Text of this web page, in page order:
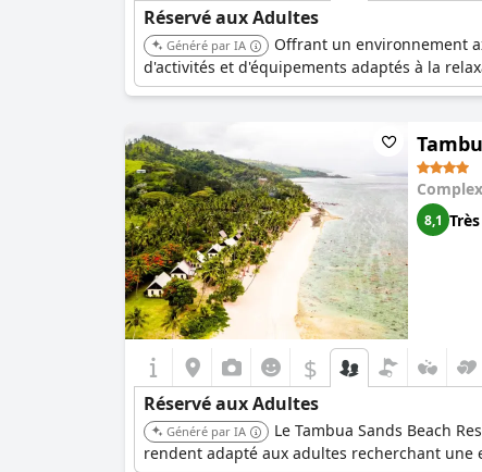
Réservé aux Adultes
Généré par IA
Offrant un environnement
d'activités et d'équipements adaptés à la
8,1
$
Réservé aux Adultes
Généré par IA
Le Tambua Sands Beach
rendent adapté aux adultes recherchant une